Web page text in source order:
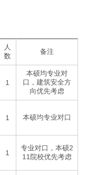
人
数
备注
1
本硕均专业对
口，建筑安全方
向优先考虑
1 本硕均专业对口
1
专业对口，本硕2
11院校优先考虑